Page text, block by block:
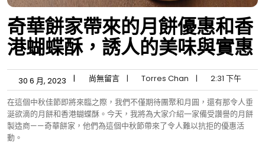
奇華餅家帶來的月餅優惠和香
港蝴蝶酥，誘人的美味與實惠
30 6 月, 2023 | 尚無留言 | Torres Chan | 2:31 下午
在這個中秋佳節即將來臨之際，我們不僅期待團聚和月圓，還有那令人垂
涎欲滴的月餅和香港蝴蝶酥。今天，我將為大家介紹一家備受讚譽的月餅
製造商——奇華餅家，他們為這個中秋節帶來了令人難以抗拒的優惠活
動。